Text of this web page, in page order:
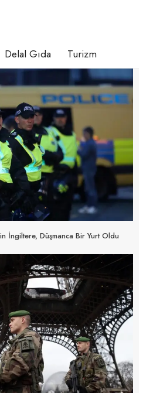
Delal Gıda Turizm
İngiltere, Düşmanca Bir Yurt Oldu